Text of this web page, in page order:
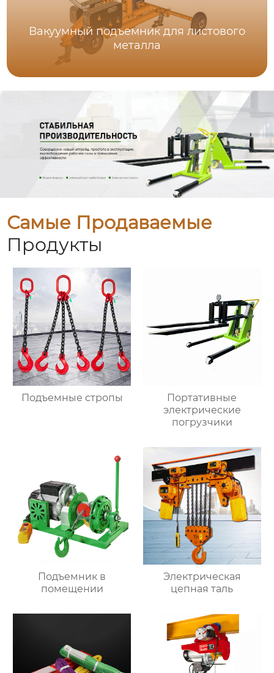
Вакуумный подъемник для листового
металла
Самые Продаваемые
Продукты
Подъемные стропы
Портативные
электрические
погрузчики
Подъемник в
помещении
Электрическая
цепная таль